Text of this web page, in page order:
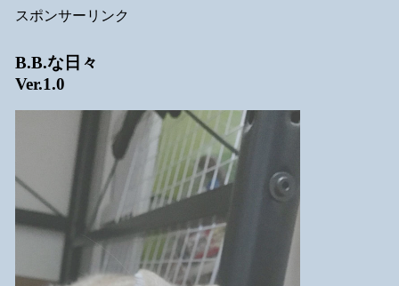
スポンサーリンク
B.B.な日々
Ver.1.0